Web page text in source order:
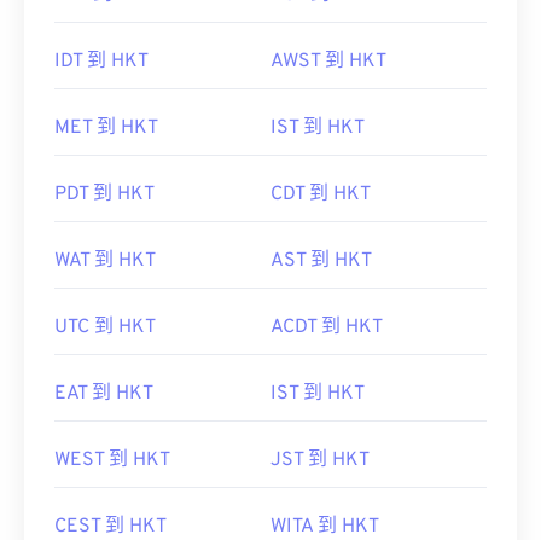
IDT 到 HKT AWST 到 HKT
MET 到 HKT IST 到 HKT
PDT 到 HKT CDT 到 HKT
WAT 到 HKT AST 到 HKT
UTC 到 HKT ACDT 到 HKT
EAT 到 HKT IST 到 HKT
WEST 到 HKT JST 到 HKT
CEST 到 HKT WITA 到 HKT